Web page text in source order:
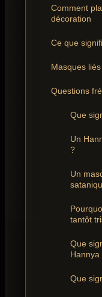
Comment
décoration
Ce que
Masques
Questions
Que
Un
?
Un
tantôt
Que
Hannya
Que